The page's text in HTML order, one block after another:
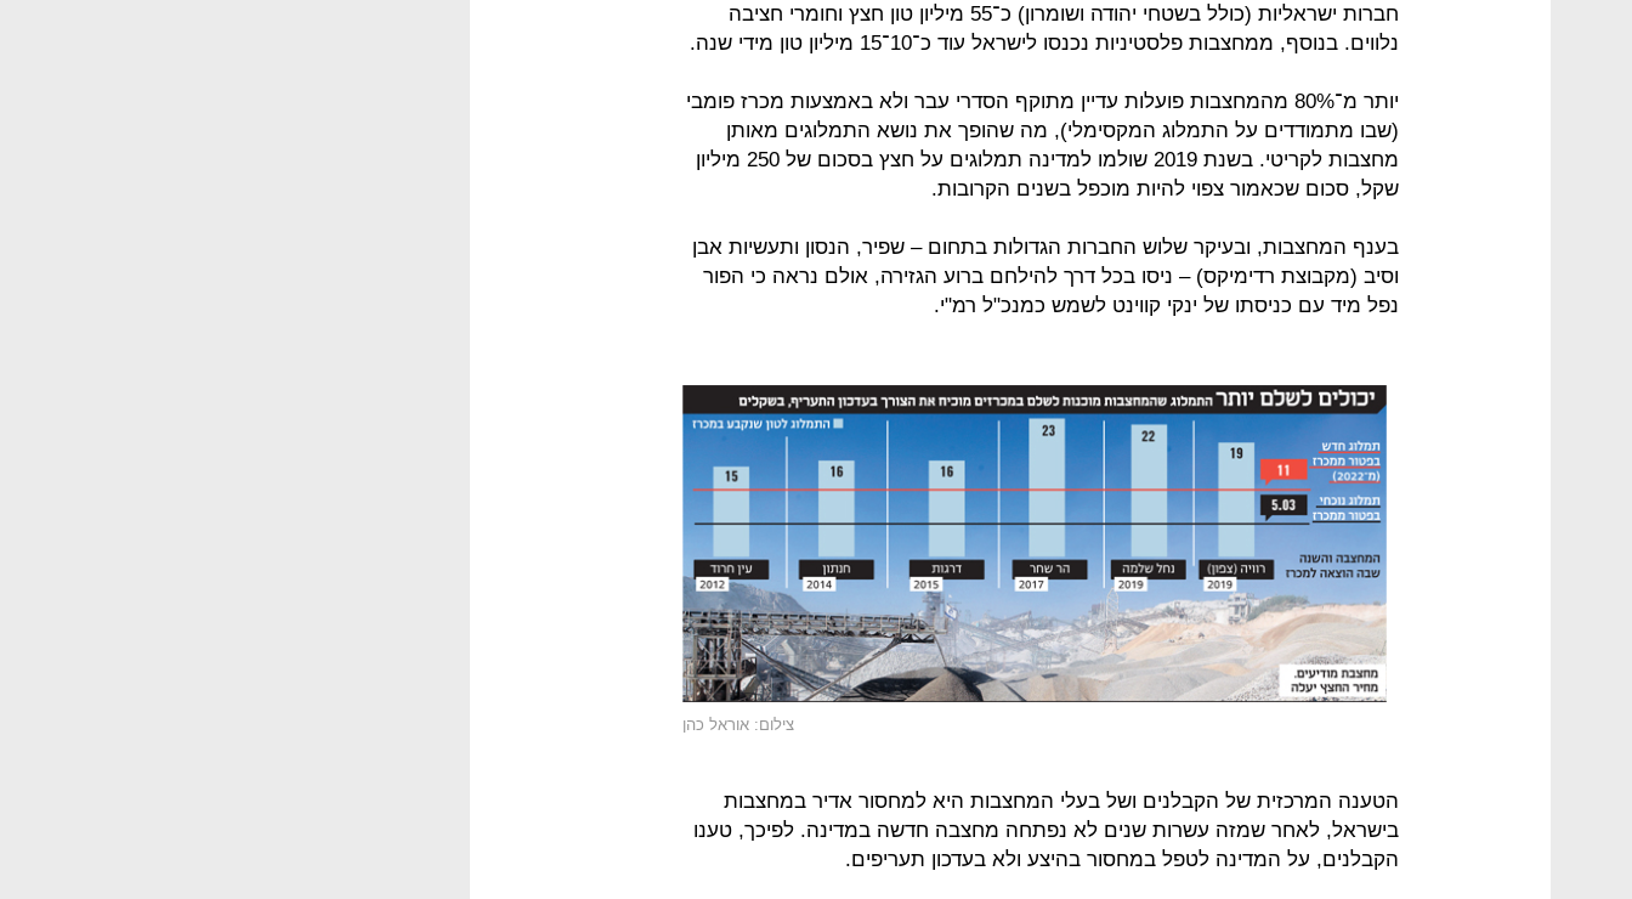
חברות ישראליות (כולל בשטחי יהודה ושומרון) כ־55 מיליון טון חצץ וחומרי חציבה
נלווים. בנוסף, ממחצבות פלסטיניות נכנסו לישראל עוד כ־10־15 מיליון טון מידי שנה.
יותר מ־80% מהמחצבות פועלות עדיין מתוקף הסדרי עבר ולא באמצעות מכרז פומבי
(שבו מתמודדים על התמלוג המקסימלי), מה שהופך את נושא התמלוגים מאותן
מחצבות לקריטי. בשנת 2019 שולמו למדינה תמלוגים על חצץ בסכום של 250 מיליון
שקל, סכום שכאמור צפוי להיות מוכפל בשנים הקרובות.
בענף המחצבות, ובעיקר שלוש החברות הגדולות בתחום – שפיר, הנסון ותעשיות אבן
וסיב (מקבוצת רדימיקס) – ניסו בכל דרך להילחם ברוע הגזירה, אולם נראה כי הפור
נפל מיד עם כניסתו של ינקי קווינט לשמש כמנכ"ל רמ"י.
צילום: אוראל כהן
הטענה המרכזית של הקבלנים ושל בעלי המחצבות היא למחסור אדיר במחצבות
בישראל, לאחר שמזה עשרות שנים לא נפתחה מחצבה חדשה במדינה. לפיכך, טענו
הקבלנים, על המדינה לטפל במחסור בהיצע ולא בעדכון תעריפים.